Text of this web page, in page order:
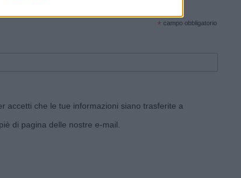
ultime notizie pubblicate sul sito web!
* campo obbligatorio
accetti che le tue informazioni siano trasferite a
di pagina delle nostre e-mail.